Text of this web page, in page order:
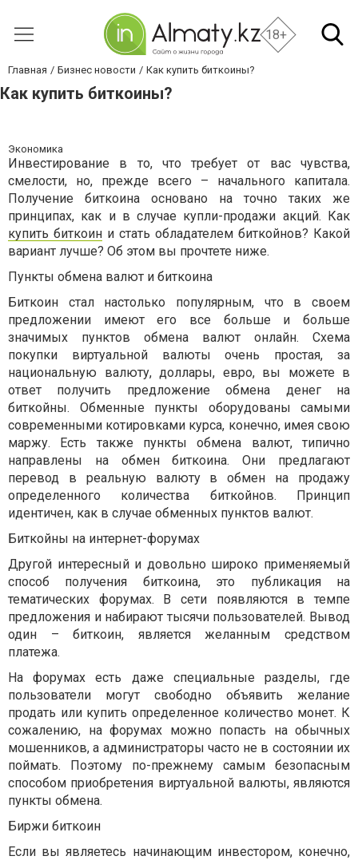
18+
Главная Бизнес новости Как купить биткоины?
Как купить биткоины?
Экономика
Инвестирование в то, что требует от вас чувства,
смелости, но, прежде всего – начального капитала.
Получение биткоина основано на точно таких же
принципах, как и в случае купли-продажи акций. Как
купить биткоин и стать обладателем биткойнов? Какой
вариант лучше? Об этом вы прочтете ниже.
Пункты обмена валют и биткоина
Биткоин стал настолько популярным, что в своем
предложении имеют его все больше и больше
значимых пунктов обмена валют онлайн. Схема
покупки виртуальной валюты очень простая, за
национальную валюту, доллары, евро, вы можете в
ответ получить предложение обмена денег на
биткойны. Обменные пункты оборудованы самыми
современными котировками курса, конечно, имея свою
маржу. Есть также пункты обмена валют, типично
направлены на обмен биткоина. Они предлагают
перевод в реальную валюту в обмен на продажу
определенного количества биткойнов. Принцип
идентичен, как в случае обменных пунктов валют.
Биткойны на интернет-форумах
Другой интересный и довольно широко применяемый
способ получения биткоина, это публикация на
тематических форумах. В сети появляются в темпе
предложения и набирают тысячи пользователей. Вывод
один – биткоин, является желанным средством
платежа.
На форумах есть даже специальные разделы, где
пользователи могут свободно объявить желание
продать или купить определенное количество монет. К
сожалению, на форумах можно попасть на обычных
мошенников, а администраторы часто не в состоянии их
поймать. Поэтому по-прежнему самым безопасным
способом приобретения виртуальной валюты, являются
пункты обмена.
Биржи биткоин
Если вы являетесь начинающим инвестором, конечно,